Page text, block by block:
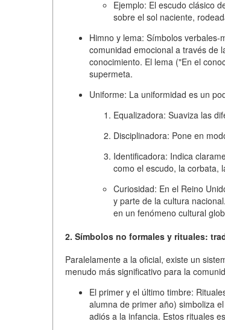
Ejemplo: El escudo clásico
sobre el sol naciente,
Himno y lema: Símbolos verbales-
comunidad emocional a través de
conocimiento. El lema ("En el
supermeta.
Uniforme: La uniformidad es un
Equalizadora: Suaviza las
Disciplinadora: Pone en
Identificadora: Indica
como el escudo, la corbata,
Curiosidad: En el Reino
y parte de la cultura
en un fenómeno cultural
2. Símbolos no formales y rituales:
Paralelamente a la oficial, existe un
menudo más significativo para la
El primer y el último timbre:
alumna de primer año) simboliza
adiós a la infancia. Estos rituales